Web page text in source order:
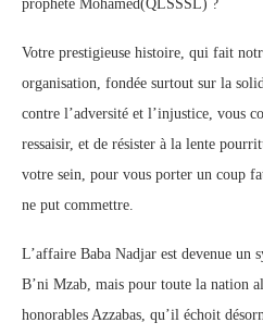
prophète Mohamed(QLSSSL) ?
Votre prestigieuse histoire, qui fait
organisation, fondée surtout sur la
contre l’adversité et l’injustice, vous
ressaisir, et de résister à la lente
votre sein, pour vous porter un coup
ne put commettre.
L’affaire Baba Nadjar est devenue un
B’ni Mzab, mais pour toute la nation
honorables Azzabas, qu’il échoit